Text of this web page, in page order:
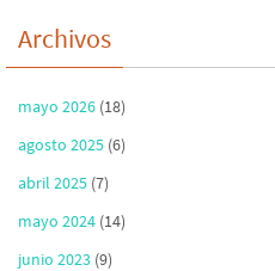
Archivos
mayo 2026 (18)
agosto 2025 (6)
abril 2025 (7)
mayo 2024 (14)
junio 2023 (9)